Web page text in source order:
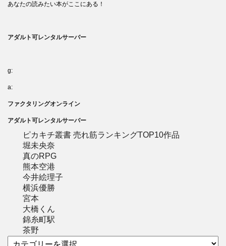
あなたの読みたい本がここにある！
アダルト可レンタルサーバー
g:
a:
ファクタリングオンライン
アダルト可レンタルサーバー
ピカキチ叢書 売れ筋ランキングTOP10作品
堀未央奈
真のRPG
熊本空港
今井絵理子
横浜優勝
宮本
大橋くん
錦糸町駅
茶野